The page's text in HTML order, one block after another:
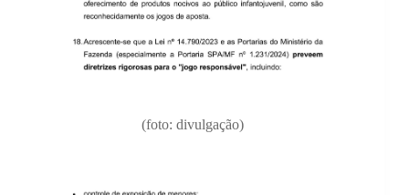
(foto: divulgação)